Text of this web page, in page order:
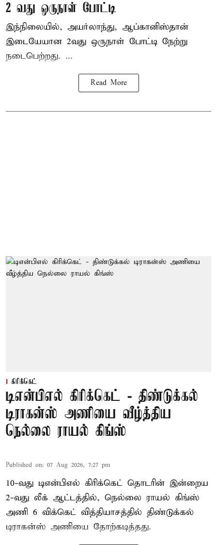
2 வது ஒருநாள் போட்டி
இந்நிலையில், அயர்லாந்து, ஆப்கானிஸ்தான்
இடையேயான 2வது ஒருநாள் போட்டி நேற்று
நடைபெற்றது. ...
Read More
கிரிக்கெட்
டிஎன்பிஎல் கிரிக்கெட் - திண்டுக்கல்
டிராகன்ஸ் அணியை வீழ்த்திய
நெல்லை ராயல் கிங்ஸ்
Published on: 07 Aug 2026, 7:27 pm
10-வது டிஎன்பிஎல் கிரிக்கெட் தொடரின் இன்றைய
2-வது லீக் ஆட்டத்தில், நெல்லை ராயல் கிங்ஸ்
அணி 6 விக்கெட் வித்தியாசத்தில் திண்டுக்கல்
டிராகன்ஸ் அணியை தோற்கடித்தது.